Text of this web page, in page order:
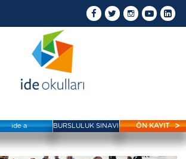
ide a BURSLULUK SINAVI ÖN KAYIT